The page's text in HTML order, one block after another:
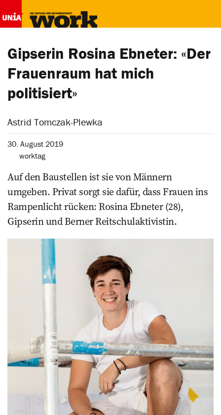
Gipserin Rosina Ebneter: «Der
Frauenraum hat mich
politisiert»
Astrid Tomczak-Plewka
30. August 2019
worktag
Auf den Baustellen ist sie von Männern
umgeben. Privat sorgt sie dafür, dass Frauen ins
Rampenlicht rücken: Rosina Ebneter (28),
Gipserin und Berner Reitschulaktivistin.